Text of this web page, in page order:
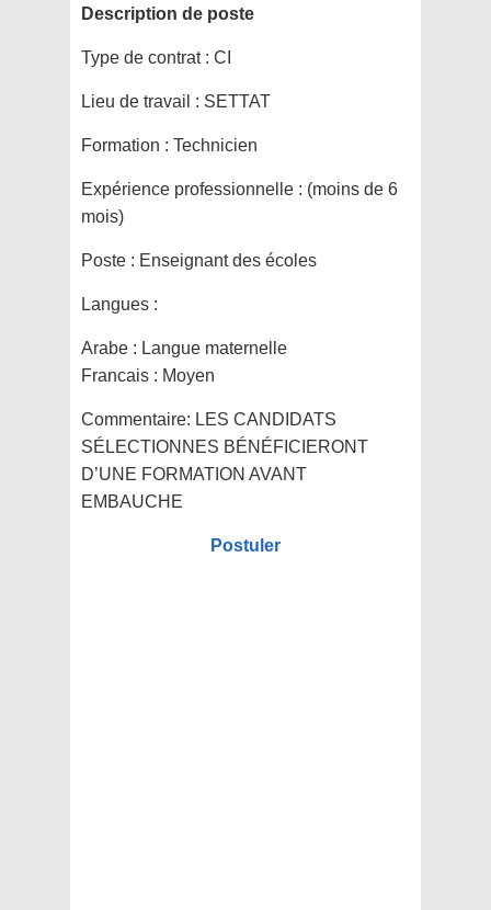
Description de poste
Type de contrat : CI
Lieu de travail : SETTAT
Formation : Technicien
Expérience professionnelle : (moins de 6
mois)
Poste : Enseignant des écoles
Langues :
Arabe : Langue maternelle
Francais : Moyen
Commentaire: LES CANDIDATS
SÉLECTIONNES BÉNÉFICIERONT
D’UNE FORMATION AVANT
EMBAUCHE
Postuler